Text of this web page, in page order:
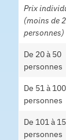
Prix
(moins de
personnes)
De 20 à 50
personnes
De 51 à 100
personnes
De 101 à
personnes